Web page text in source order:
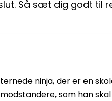
Så sæt dig godt til
ninja, der er en
som han